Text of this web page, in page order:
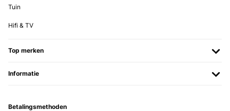
Tuin
Hifi & TV
Top merken
Informatie
Betalingsmethoden